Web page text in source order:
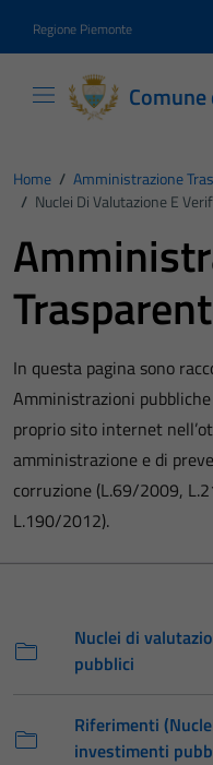
Regione Piemonte
Home / Amministrazione
/ Nuclei Di Valutazione E
In questa pagina sono
Amministrazioni
proprio sito internet
amministrazione e di
corruzione (L.69/2009,
L.190/2012).
Nuclei di
pubblici
Riferimenti
investimenti